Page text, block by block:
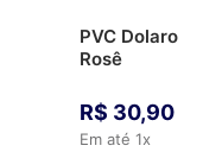
PVC Dolaro
Rosê
R$ 30,90
Em até 1x